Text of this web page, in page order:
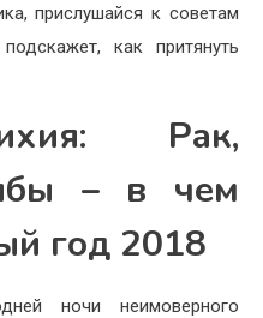
прислушайся к советам
как притянуть
Рак,
– в чем
год 2018
ночи неимоверного